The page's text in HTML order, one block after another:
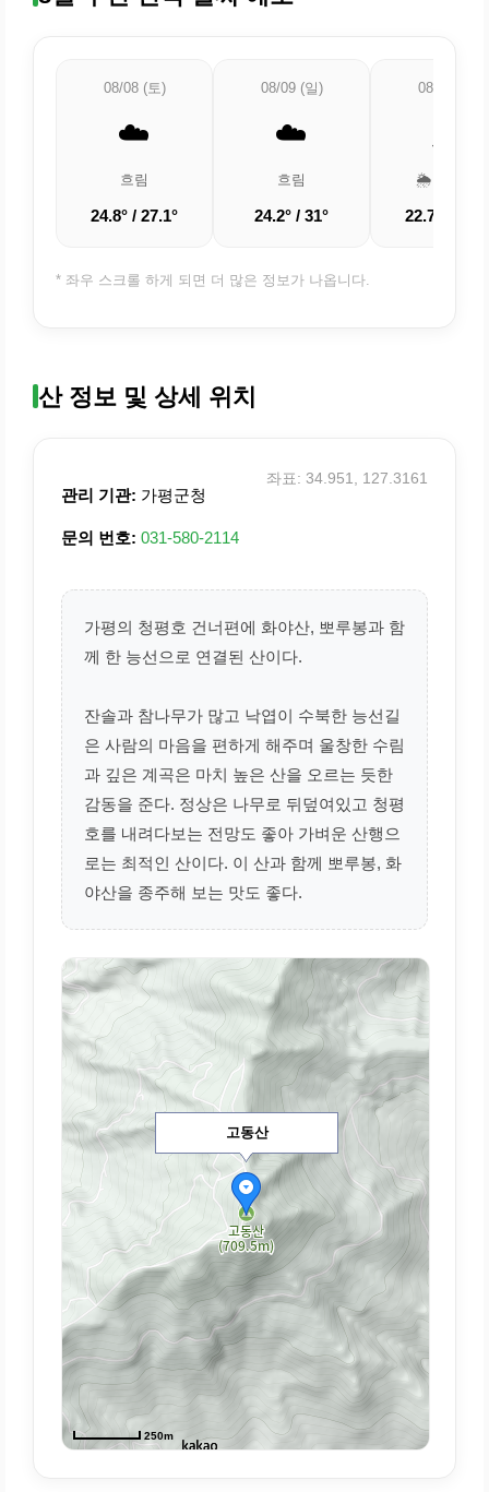
08/08 (토)
☁️
흐림
24.8° / 27.1°
08/09 (일)
☁️
흐림
24.2° / 31°
08/10 (월)
🌦️ 약한 비
22.7° /
* 좌우 스크롤 하게 되면 더 많은 정보가 나옵니다.
산 정보 및 상세 위치
관리 기관: 가평군청
문의 번호: 031-580-2114
좌표: 34.951, 127.3161
가평의 청평호 건너편에 화야산, 뽀루봉과 함
께 한 능선으로 연결된 산이다.
잔솔과 참나무가 많고 낙엽이 수북한 능선길
은 사람의 마음을 편하게 해주며 울창한 수림
과 깊은 계곡은 마치 높은 산을 오르는 듯한
감동을 준다. 정상은 나무로 뒤덮여있고 청평
호를 내려다보는 전망도 좋아 가벼운 산행으
로는 최적인 산이다. 이 산과 함께 뽀루봉, 화
야산을 종주해 보는 맛도 좋다.
고동산
250m